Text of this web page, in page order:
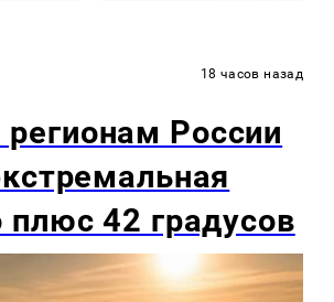
18 часов назад
России
42 градусов